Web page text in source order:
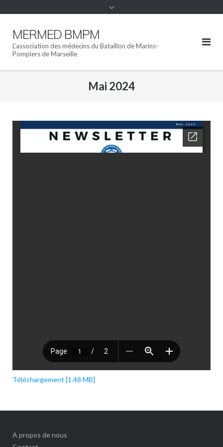
MERMED BMPM
L'association des médecins du Bataillon de Marins-
Pompiers de Marseille
Mai 2024
Téléchargement [1.48 MB]
A propos de nous